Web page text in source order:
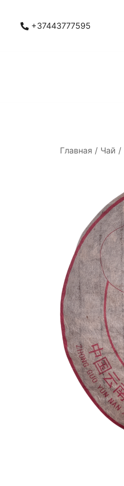
содержимому
+37443777595
Главная / Чай /